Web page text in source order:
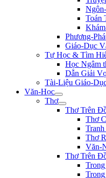
Toán
Phương-
Giáo-Dục
Tự Học & Tìm
Học Ngâm
Dẫn Giải
Tài-Liệu Giáo-
Văn-Học
Thơ
Thơ Trên
Thơ
Thơ
Văn-
Thơ Trên